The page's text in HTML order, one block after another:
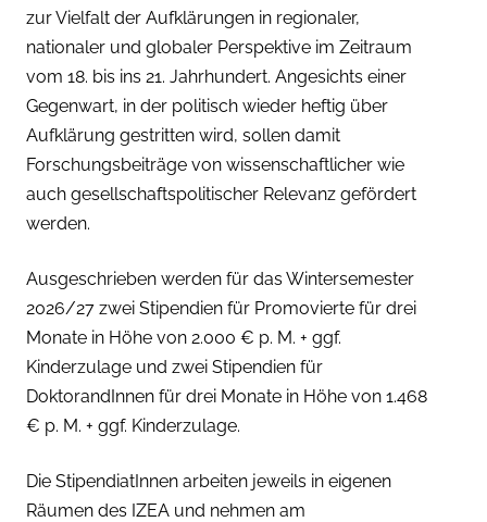
zur Vielfalt der Aufklärungen in regionaler,
nationaler und globaler Perspektive im Zeitraum
vom 18. bis ins 21. Jahrhundert. Angesichts einer
Gegenwart, in der politisch wieder heftig über
Aufklärung gestritten wird, sollen damit
Forschungsbeiträge von wissenschaftlicher wie
auch gesellschaftspolitischer Relevanz gefördert
werden.
Ausgeschrieben werden für das Wintersemester
2026/27 zwei Stipendien für Promovierte für drei
Monate in Höhe von 2.000 € p. M. + ggf.
Kinderzulage und zwei Stipendien für
DoktorandInnen für drei Monate in Höhe von 1.468
€ p. M. + ggf. Kinderzulage.
Die StipendiatInnen arbeiten jeweils in eigenen
Räumen des IZEA und nehmen am